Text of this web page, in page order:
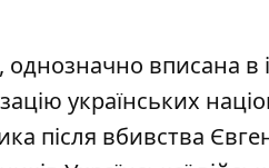
вписана в
українських
після вбивства